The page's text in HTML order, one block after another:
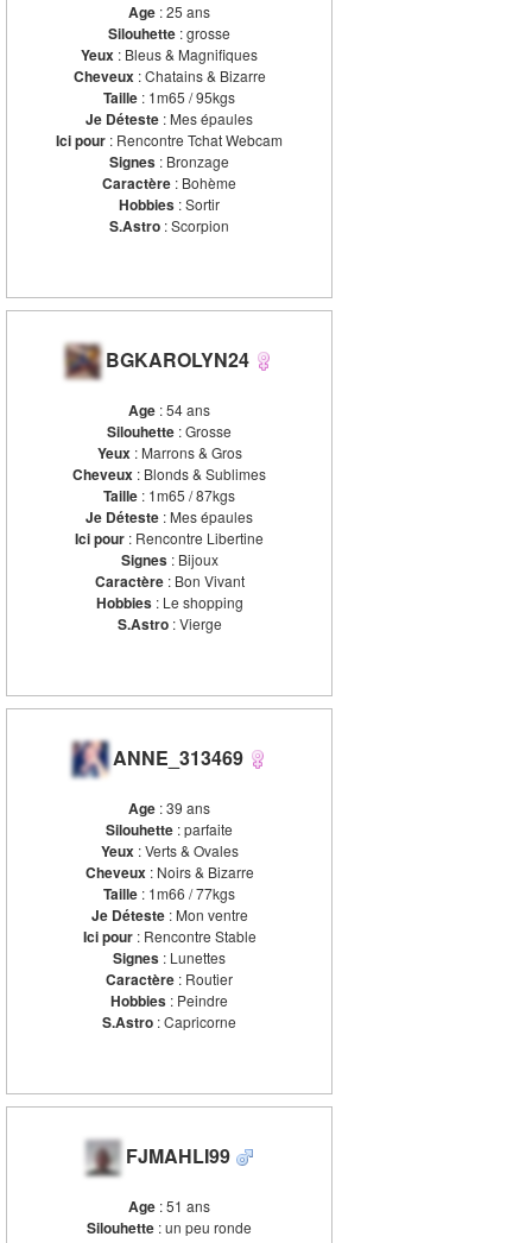
Age : 25 ans
Silouhette : grosse
Yeux : Bleus & Magnifiques
Cheveux : Chatains & Bizarre
Taille : 1m65 / 95kgs
Je Déteste : Mes épaules
Ici pour : Rencontre Tchat Webcam
Signes : Bronzage
Caractère : Bohème
Hobbies : Sortir
S.Astro : Scorpion
BGKAROLYN24
Age : 54 ans
Silouhette : Grosse
Yeux : Marrons & Gros
Cheveux : Blonds & Sublimes
Taille : 1m65 / 87kgs
Je Déteste : Mes épaules
Ici pour : Rencontre Libertine
Signes: Bijoux
Caractère: Bon Vivant
Hobbies: Le shopping
S.Astro: Vierge
ANNE_313469
Age : 39 ans
Silouhette : parfaite
Yeux : Verts & Ovales
Cheveux : Noirs & Bizarre
Taille : 1m66 / 77kgs
Je Déteste: Mon ventre
Ici pour: Rencontre Stable
Signes : Lunettes
Caractère : Routier
Hobbies : Peindre
S.Astro : Capricorne
FJMAHLI99
Age : 51 ans
Silouhette : un peu ronde